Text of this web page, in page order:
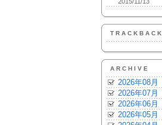
TRACKBACK
ARCHIVE
2026年08月
2026年07月
2026年06月
2026年05月